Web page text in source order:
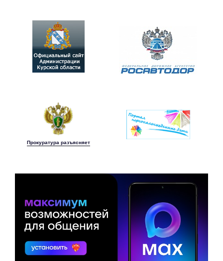
Прокуратура разъясняет